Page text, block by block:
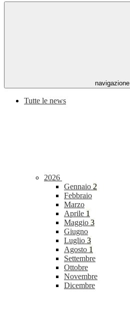
navigazione
Tutte le news
2026
Gennaio 2
Febbraio
Marzo
Aprile 1
Maggio 3
Giugno
Luglio 3
Agosto 1
Settembre
Ottobre
Novembre
Dicembre